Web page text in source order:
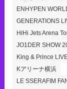
ENHYPEN
GENERATIONS
HiHi Jets Arena
JO1DER SHOW
King & Prince
Kアリーナ横浜
LE SSERAFIM